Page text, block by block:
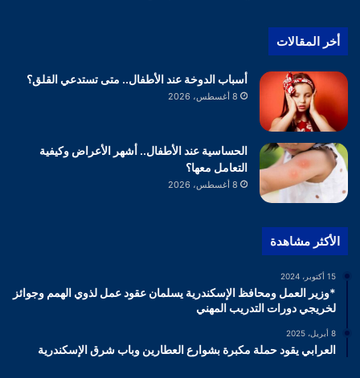
أخر المقالات
أسباب الدوخة عند الأطفال.. متى تستدعي القلق؟
8 أغسطس، 2026
الحساسية عند الأطفال.. أشهر الأعراض وكيفية
التعامل معها؟
8 أغسطس، 2026
الأكثر مشاهدة
15 أكتوبر، 2024
*وزير العمل ومحافظ الإسكندرية يسلمان عقود عمل لذوي الهمم وجوائز
لخريجي دورات التدريب المهني
8 أبريل، 2025
العرابي يقود حملة مكبرة بشوارع العطارين وباب شرق الإسكندرية